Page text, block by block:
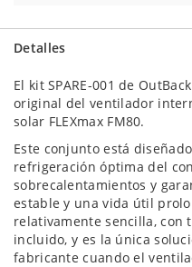
Detalles
El kit SPARE-001 de
original del ventilador
solar FLEXmax FM80.
Este conjunto está
refrigeración óptima del
sobrecalentamientos y
estable y una vida útil
relativamente sencilla, con
incluido, y es la única
fabricante cuando el